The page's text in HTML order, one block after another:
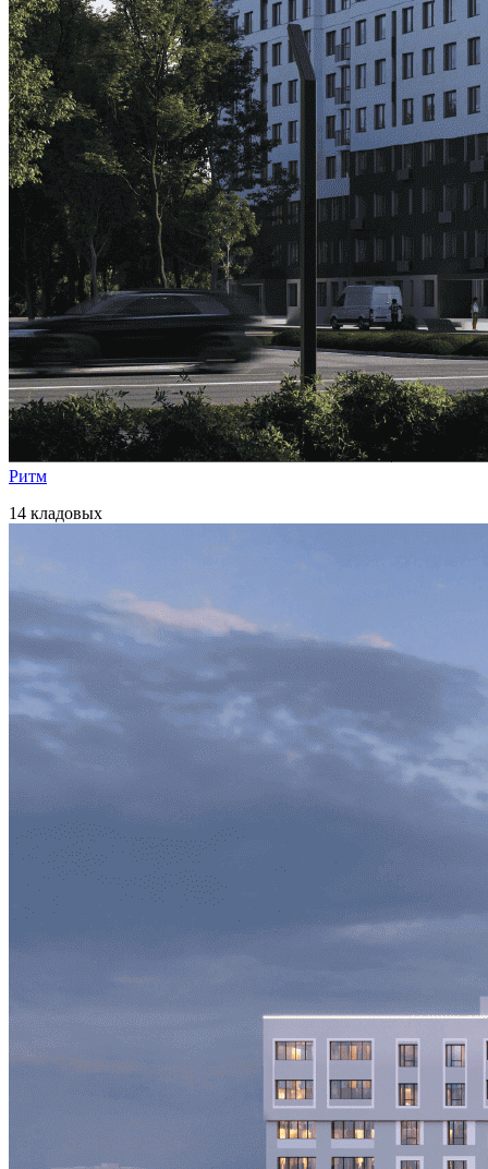
Ритм
14 кладовых